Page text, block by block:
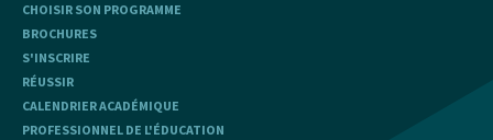
CHOISIR SON PROGRAMME
BROCHURES
S'INSCRIRE
RÉUSSIR
CALENDRIER ACADÉMIQUE
PROFESSIONNEL DE L'ÉDUCATION